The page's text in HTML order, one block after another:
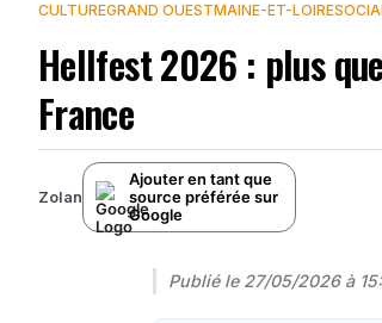
CULTUREGRAND OUESTMAINE-ET-LOIRE
Hellfest 2026 : plus
France
Zolan
Ajouter en tant que
source préférée sur
Google
Publié le 27/05/2026 à